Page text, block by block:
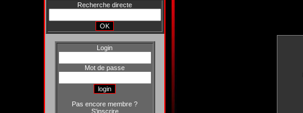
Recherche directe
Login
Mot de passe
Pas encore membre ?
S'inscrire